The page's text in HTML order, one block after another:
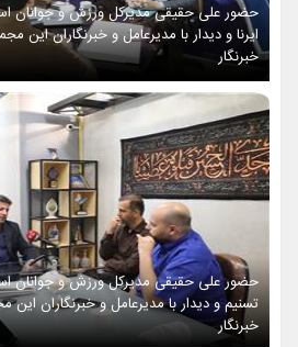
حضور علی حقیقی مدیرکل ورزش و جوانان
ایرنا و دیدار با مدیرعامل و خبرنگاران این
خبرنگار
حضور علی حقیقی مدیرکل ورزش و جوانان
تسنیم و دیدار با مدیرعامل و خبرنگاران
خبرنگار